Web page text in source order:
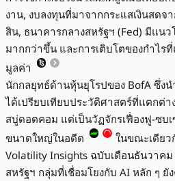
งาน, งบลงทุนที่มาจากกระแสเงินสดจ
สิน, ธนาคารกลางสหรัฐฯ (Fed) มีแน
มากกว่าขึ้น และการเติบโตของกำไร
มูลค่า
นักกลยุทธ์ด้านหุ้นยุโรปของ BofA ซึ่งน
ได้เปรียบเทียบประวัติศาสตร์ที่แตกต่า
สบู่ดอตคอม แต่เป็นวัฏจักรเฟื่องฟู-ซบ
ขนาดใหญ่ในอดีต
ในขณะเดียว
Volatility Insights ฉบับเดือนธันวาค
สหรัฐฯ กลุ่มที่เชื่อมโยงกับ AI หลัก ๆ ยั